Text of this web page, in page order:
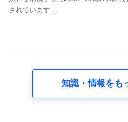
購入されたサービスや商品の名
する情報、アンケートの回答に
の内容、保険料、保険料のお支
走行距離などの情報、建物の構
されています…
知識・情報をも